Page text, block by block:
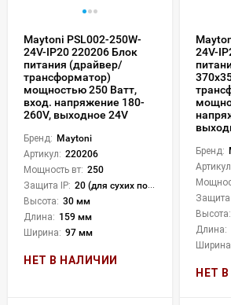
Maytoni PSL002-250W-
24V-IP20 220206 Блок
питания (драйвер/
трансформатор)
мощностью 250 Ватт,
вход. напряжение 180-
260V, выходное 24V
Бренд: Maytoni
Артикул: 220206
Мощность вт: 250
Защита IP: 20 (для сухих пом.)
Высота: 30 мм
Длина: 159 мм
Ширина: 97 мм
НЕТ В НАЛИЧИИ
24V-
Бренд:
Защита
Высота:
Длина:
НЕТ